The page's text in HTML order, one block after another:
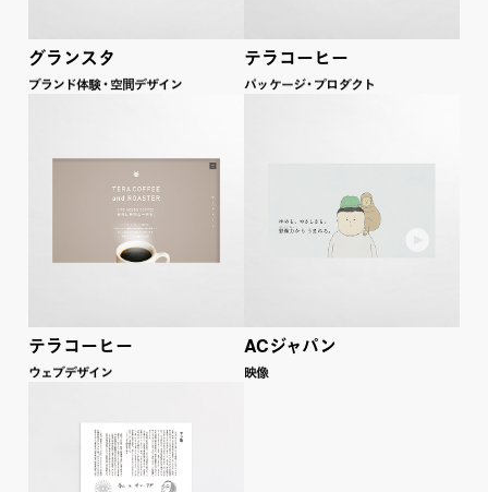
グランスタ
ブラ ン ド体験・ 空間デザイン
テラコーヒー
パッ ケージ・ プロダクト
テラコーヒー
ウェブデザイン
ACジャパン
映像